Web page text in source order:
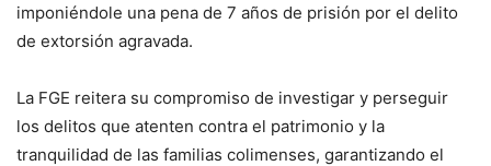
imponiéndole una pena de 7 años de prisión por el delito
de extorsión agravada.
La FGE reitera su compromiso de investigar y perseguir
los delitos que atenten contra el patrimonio y la
tranquilidad de las familias colimenses, garantizando el